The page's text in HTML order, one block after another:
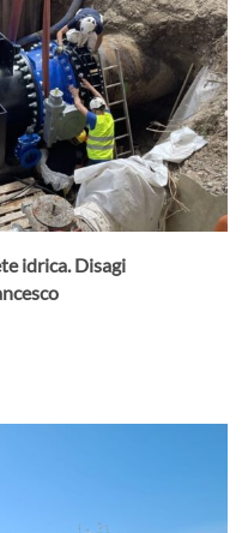
idrica. Disagi